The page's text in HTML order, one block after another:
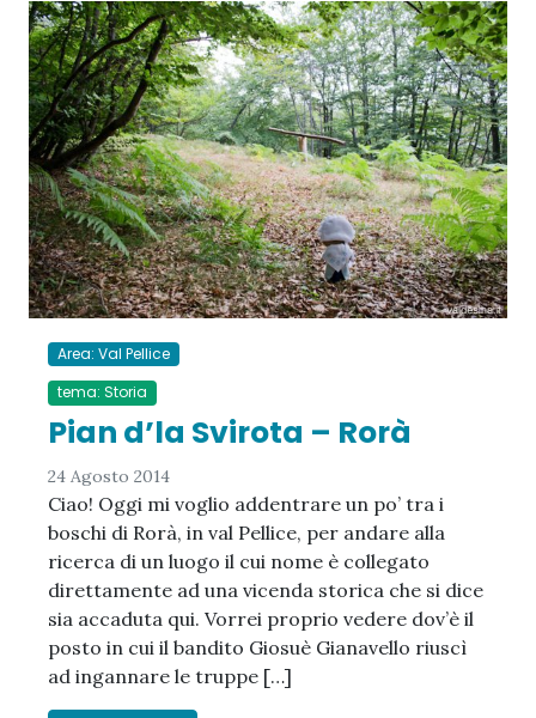
Area: Val Pellice
tema: Storia
Pian d’la Svirota – Rorà
24 Agosto 2014
Ciao! Oggi mi voglio addentrare un po’ tra i
boschi di Rorà, in val Pellice, per andare alla
ricerca di un luogo il cui nome è collegato
direttamente ad una vicenda storica che si dice
sia accaduta qui. Vorrei proprio vedere dov’è il
posto in cui il bandito Giosuè Gianavello riuscì
ad ingannare le truppe […]